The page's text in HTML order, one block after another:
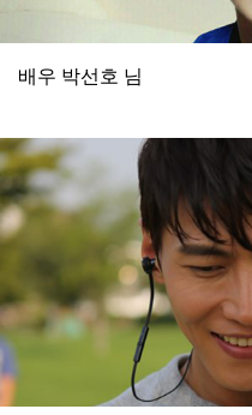
배우 박선호 님